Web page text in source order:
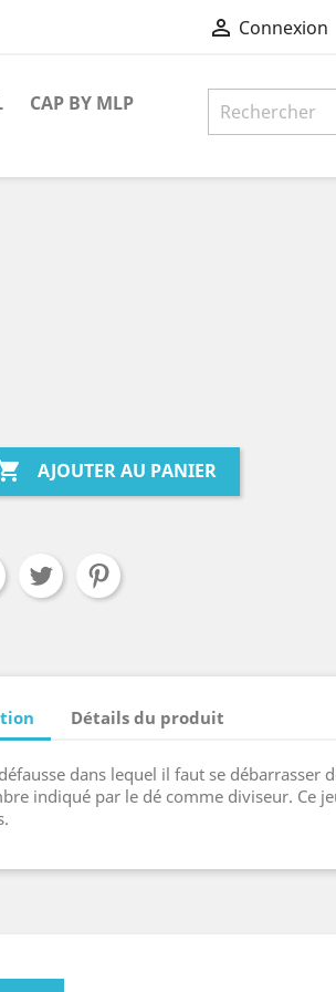
 Connexion
CAP BY MLP
AJOUTER AU PANIER
Détails du produit
dans lequel il faut se débarrasser
indiqué par le dé comme diviseur. Ce